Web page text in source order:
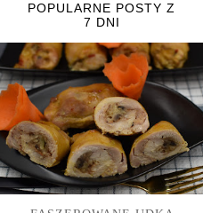
POPULARNE POSTY Z
7 DNI